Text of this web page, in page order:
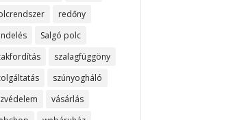
redőny
Salgó polc
szalagfüggöny
szúnyogháló
vásárlás